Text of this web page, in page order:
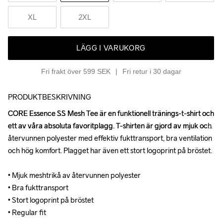
XL 2XL
LÄGG I VARUKORG
Fri frakt över 599 SEK Fri retur i 30 dagar
PRODUKTBESKRIVNING
CORE Essence SS Mesh Tee är en funktionell tränings-t-shirt och
ett av våra absoluta favoritplagg. T-shirten är gjord av mjuk och
återvunnen polyester med effektiv fukttransport, bra ventilation
och hög komfort. Plagget har även ett stort logoprint på bröstet.
• Mjuk meshtrikå av återvunnen polyester
• Bra fukttransport
• Stort logoprint på bröstet
• Regular fit
CORE Essence SS Mesh Tee är en funktionell tränings-t-shirt och
ett av våra absoluta favoritplagg. T-shirten är gjord av mjuk och
återvunnen polyester med effektiv fukttransport, bra ventilation
och hög komfort. Plagget har även ett stort logoprint på bröstet.
• Mjuk meshtrikå av återvunnen polyester
• Bra fukttransport
• Stort logoprint på bröstet
• Regular fit